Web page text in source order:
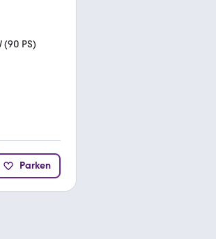
(90 PS)
Parken